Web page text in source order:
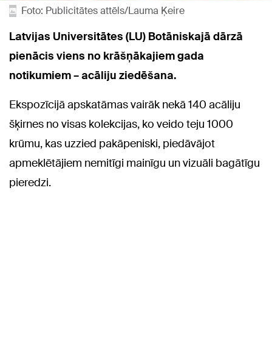
Foto: Publicitātes attēls/Lauma Ķeire
Latvijas Universitātes (LU) Botāniskajā dārzā
pienācis viens no krāšņākajiem gada
notikumiem – acāliju ziedēšana.
Ekspozīcijā apskatāmas vairāk nekā 140 acāliju
šķirnes no visas kolekcijas, ko veido teju 1000
krūmu, kas uzzied pakāpeniski, piedāvājot
apmeklētājiem nemitīgi mainīgu un vizuāli bagātīgu
pieredzi.